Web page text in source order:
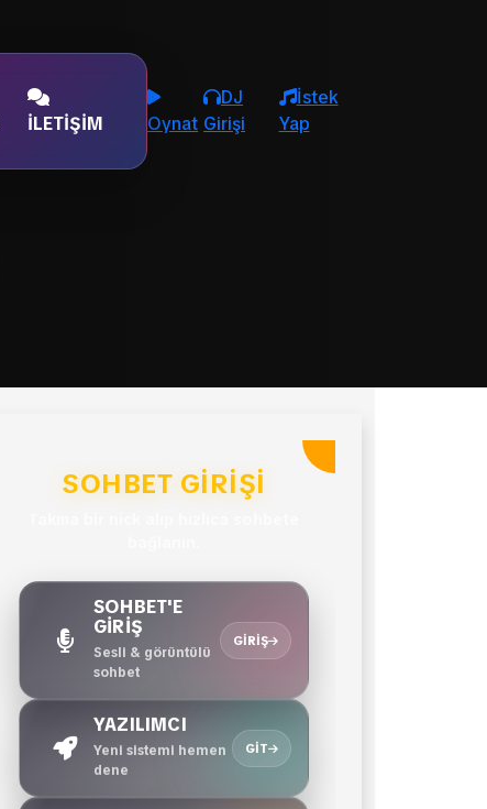
İLETIŞIM Oynat
DJ
Girişi
İstek
Yap
SOHBET GIRIŞI
SOHBET'E
GİRİŞ
Sesli & görüntülü
sohbet
GIRIŞ
YAZILIMCI
Yeni sistemi hemen
dene
GIT